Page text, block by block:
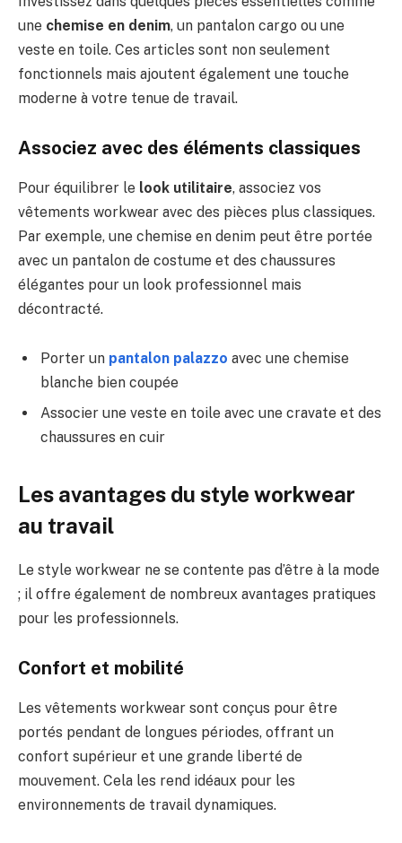
une chemise en denim, un pantalon cargo ou une
veste en toile. Ces articles sont non seulement
fonctionnels mais ajoutent également une touche
moderne à votre tenue de travail.
Associez avec des éléments classiques
Pour équilibrer le look utilitaire, associez vos
vêtements workwear avec des pièces plus classiques.
Par exemple, une chemise en denim peut être portée
avec un pantalon de costume et des chaussures
élégantes pour un look professionnel mais
décontracté.
Porter un pantalon palazzo avec une chemise
blanche bien coupée
Associer une veste en toile avec une cravate et des
chaussures en cuir
Les avantages du style workwear
au travail
Le style workwear ne se contente pas d’être à la mode
; il offre également de nombreux avantages pratiques
pour les professionnels.
Confort et mobilité
Les vêtements workwear sont conçus pour être
portés pendant de longues périodes, offrant un
confort supérieur et une grande liberté de
mouvement. Cela les rend idéaux pour les
environnements de travail dynamiques.